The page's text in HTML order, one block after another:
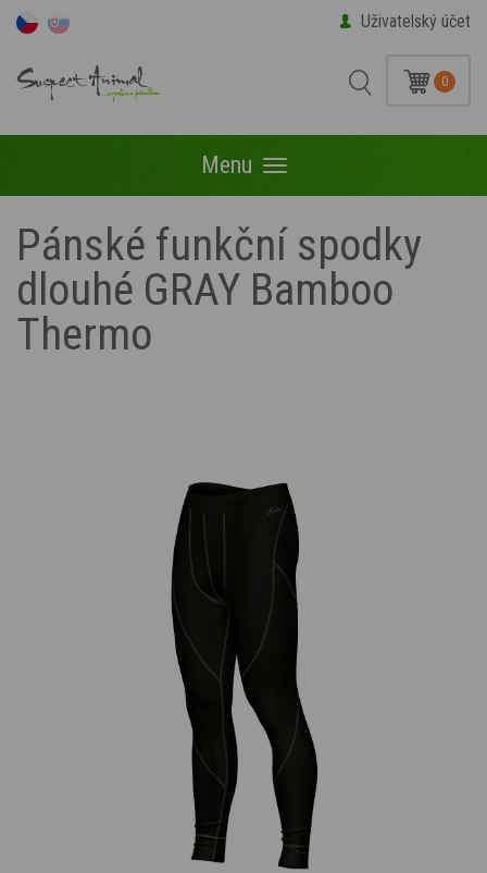
Uživatelský účet
0
Menu Menu
Pánské funkční spodky
dlouhé GRAY Bamboo
Thermo